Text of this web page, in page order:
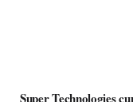
Super Technologies